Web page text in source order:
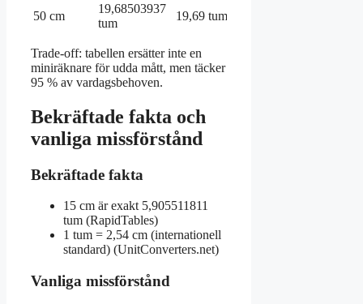
50 cm
19,68503937
tum
19,69 tum
Trade-off: tabellen ersätter inte en
miniräknare för udda mått, men täcker
95 % av vardagsbehoven.
Bekräftade fakta och
vanliga missförstånd
Bekräftade fakta
15 cm är exakt 5,905511811
tum (RapidTables)
1 tum = 2,54 cm (internationell
standard) (UnitConverters.net)
Vanliga missförstånd